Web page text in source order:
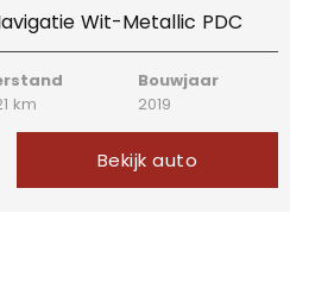
Wit-Metallic PDC
km
Bouwjaar
2019
Bekijk auto